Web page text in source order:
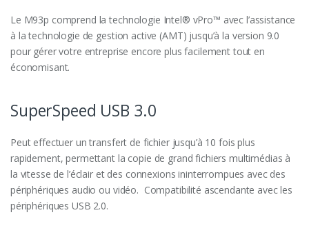
Le M93p comprend la technologie Intel® vPro™ avec l’assistance
à la technologie de gestion active (AMT) jusqu’à la version 9.0
pour gérer votre entreprise encore plus facilement tout en
économisant.
SuperSpeed USB 3.0
Peut effectuer un transfert de fichier jusqu’à 10 fois plus
rapidement, permettant la copie de grand fichiers multimédias à
la vitesse de l’éclair et des connexions ininterrompues avec des
périphériques audio ou vidéo. Compatibilité ascendante avec les
périphériques USB 2.0.